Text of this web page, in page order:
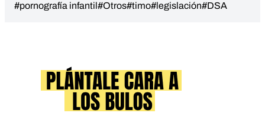
#pornografía infantil#Otros#timo#legislación#DSA